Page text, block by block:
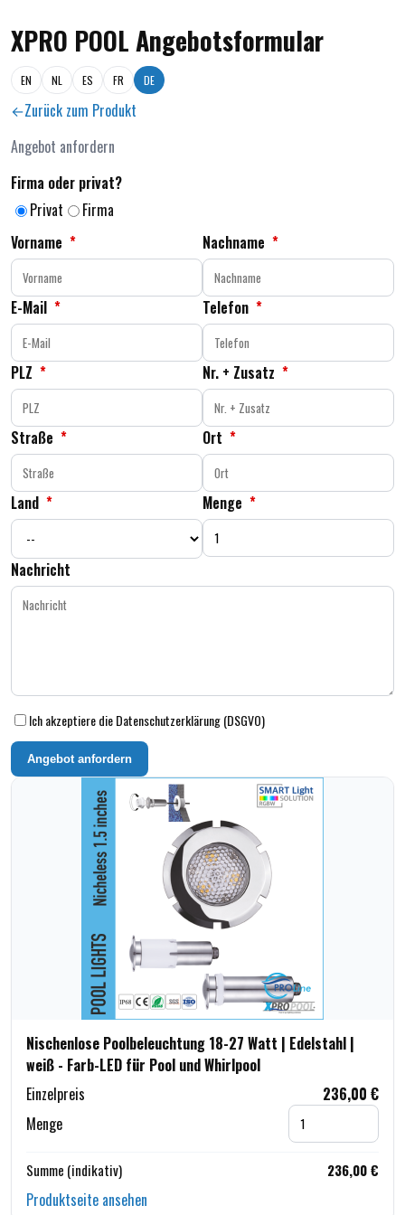
XPRO POOL Angebotsformular
EN NL ES FR DE
Zurück zum Produkt
Angebot anfordern
Firma oder privat?
Privat
Firma
Vorname * Nachname *
E-Mail * Telefon *
PLZ * Nr. + Zusatz *
Straße * Ort *
Land * Menge *
Nachricht
Ich akzeptiere die Datenschutzerklärung (DSGVO)
Angebot anfordern
Nischenlose Poolbeleuchtung 18-27 Watt | Edelstahl |
weiß - Farb-LED für Pool und Whirlpool
Einzelpreis
236,00 €
Menge
Summe (indikativ) 236,00 €
Produktseite ansehen